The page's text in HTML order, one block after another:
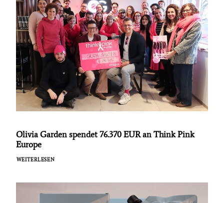
Olivia Garden spendet 76.370 EUR an Think Pink
Europe
WEITERLESEN